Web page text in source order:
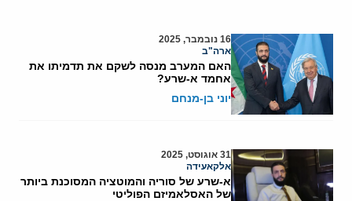
16 נובמבר, 2025
ארה"ב
האם המערב מנסה לשקם את תדמיתו את
אחמד א-שרע?
יוני בן-מנחם
31 אוגוסט, 2025
אלקאעידה
א-שרע של סוריה והמוטציה המסוכנת ביותר
של האסלאמיזם הפוליטי